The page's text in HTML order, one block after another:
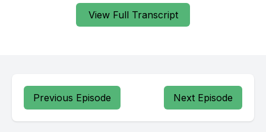
View Full Transcript
Previous Episode Next Episode